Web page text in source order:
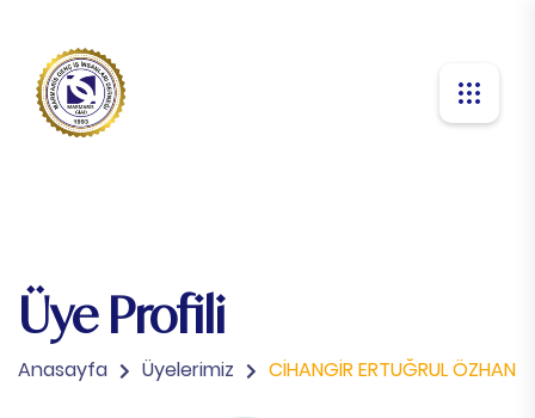
Üye Profili
Anasayfa Üyelerimiz CİHANGİR ERTUĞRUL ÖZHAN